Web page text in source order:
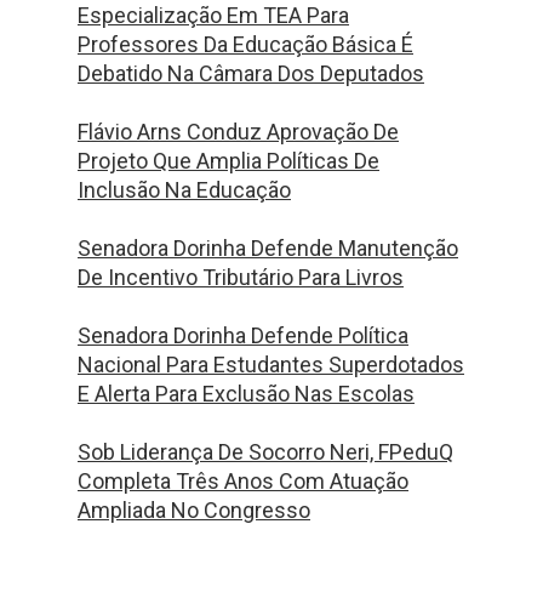
Especialização Em TEA Para
Professores Da Educação Básica É
Debatido Na Câmara Dos Deputados
Flávio Arns Conduz Aprovação De
Projeto Que Amplia Políticas De
Inclusão Na Educação
Senadora Dorinha Defende Manutenção
De Incentivo Tributário Para Livros
Senadora Dorinha Defende Política
Nacional Para Estudantes Superdotados
E Alerta Para Exclusão Nas Escolas
Sob Liderança De Socorro Neri, FPeduQ
Completa Três Anos Com Atuação
Ampliada No Congresso